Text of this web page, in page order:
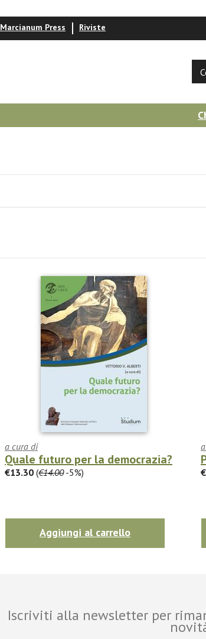
Marcianum Press Riviste
a cura di
Quale futuro per la democrazia?
€13.30 (€14.00-5%)
Aggiungi al carrello
Iscriviti alla newsletter per